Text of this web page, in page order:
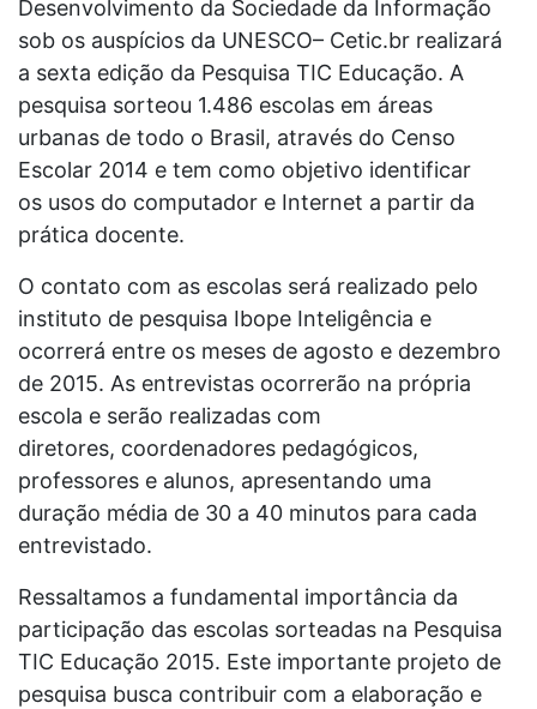
Desenvolvimento da Sociedade da Informação
sob os auspícios da UNESCO– Cetic.br realizará
a sexta edição da Pesquisa TIC Educação. A
pesquisa sorteou 1.486 escolas em áreas
urbanas de todo o Brasil, através do Censo
Escolar 2014 e tem como objetivo identificar
os usos do computador e Internet a partir da
prática docente.
O contato com as escolas será realizado pelo
instituto de pesquisa Ibope Inteligência e
ocorrerá entre os meses de agosto e dezembro
de 2015. As entrevistas ocorrerão na própria
escola e serão realizadas com
diretores, coordenadores pedagógicos,
professores e alunos, apresentando uma
duração média de 30 a 40 minutos para cada
entrevistado.
Ressaltamos a fundamental importância da
participação das escolas sorteadas na Pesquisa
TIC Educação 2015. Este importante projeto de
pesquisa busca contribuir com a elaboração e